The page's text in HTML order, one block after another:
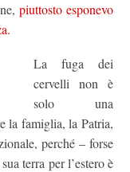
piuttosto esponevo
La fuga dei
cervelli non è
solo una
la famiglia, la Patria,
perché – forse
terra per l’estero è